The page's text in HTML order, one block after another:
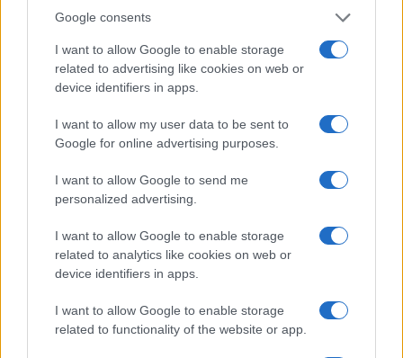
Google consents
I want to allow Google to enable storage
related to advertising like cookies on web or
device identifiers in apps.
I want to allow my user data to be sent to
Google for online advertising purposes.
I want to allow Google to send me
personalized advertising.
I want to allow Google to enable storage
related to analytics like cookies on web or
device identifiers in apps.
I want to allow Google to enable storage
related to functionality of the website or app.
media hanno svolto un ruolo vitale nel garantire
agli americani di vedere Nixon comunicare con i
funzionari del governo cinese, frequentare le cene
e ricevere visite di altre persone influenti. Nixon
Gli americani si fermarono e osservarono, e il loro
rispetto per Nixon aumentò. L’indice di
approvazione presidenziale raggiunse quasi il 56
per cento.
Dopo il suo ritorno da una settimana ricca di
incontri e opportunità fotografiche, ai cittadini
americani fu chiesto che cosa pensavano
dell’impatto di questo viaggio sul ruolo degli Stati